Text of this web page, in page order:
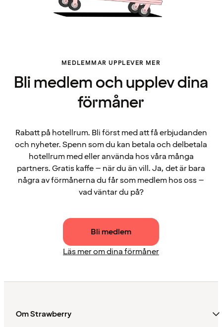
MEDLEMMAR UPPLEVER MER
Bli medlem och upplev dina
förmåner
Rabatt på hotellrum. Bli först med att få erbjudanden
och nyheter. Spenn som du kan betala och delbetala
hotellrum med eller använda hos våra många
partners. Gratis kaffe – när du än vill. Ja, det är bara
några av förmånerna du får som medlem hos oss –
vad väntar du på?
Bli medlem
Läs mer om dina förmåner
Om Strawberry